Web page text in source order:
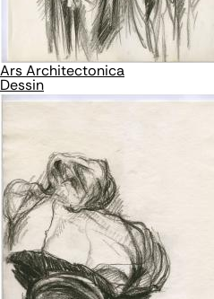
Ars Architectonica
Dessin